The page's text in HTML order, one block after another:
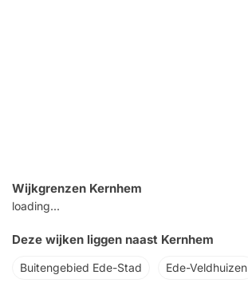
Wijkgrenzen Kernhem
loading...
Deze wijken liggen naast Kernhem
Buitengebied Ede-Stad Ede-Veldhuizen